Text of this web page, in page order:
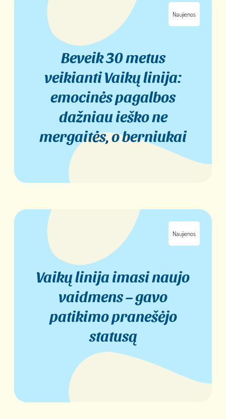
Naujienos
Beveik 30 metus
veikianti Vaikų linija:
emocinės pagalbos
dažniau ieško ne
mergaitės, o berniukai
Naujienos
Vaikų linija imasi naujo
vaidmens – gavo
patikimo pranešėjo
statusą